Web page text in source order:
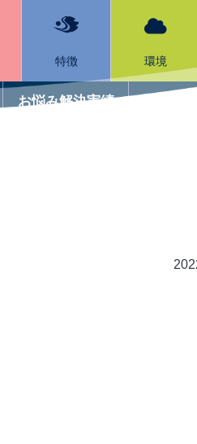
環境
特徴
お悩み解決実績